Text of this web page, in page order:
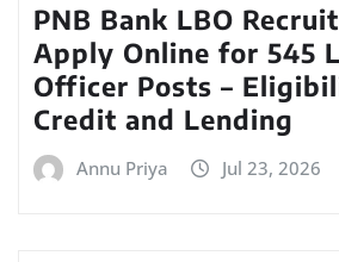
PNB Bank LBO
Apply Online for 545
Officer Posts –
Credit and Lending
Annu Priya Jul 23, 2026